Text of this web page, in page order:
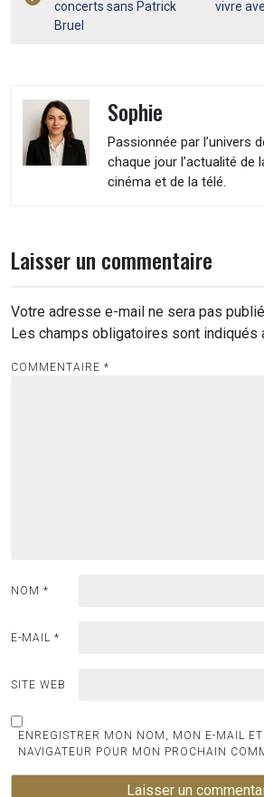
l’article
concerts sans Patrick
Bruel
vivre
Sophie
Passionnée par l’univers
chaque jour l’actualité de
cinéma et de la télé.
Laisser un commentaire
Votre adresse e-mail ne sera pas
Les champs obligatoires sont indiqués
COMMENTAIRE *
NOM *
E-MAIL *
SITE WEB
ENREGISTRER MON NOM, MON E-MAIL
NAVIGATEUR POUR MON PROCHAIN